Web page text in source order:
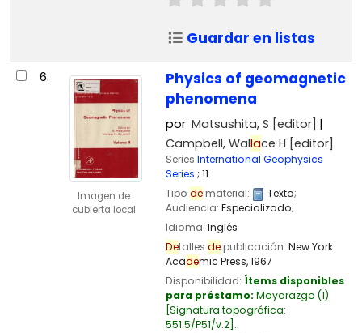
Guardar en listas
6.
Imagen de
cubierta local
Physics of geomagnetic
phenomena
por Matsushita, S [editor]
Campbell, Wallace H [editor]
Series International Geophysics
Series ; 11
Tipo dematerial: Texto;
Audiencia: Especializado;
Idioma: Inglés
Detalles depublicación: New York:
Academic Press,1967
Disponibilidad: Ítems disponibles
para préstamo: Mayorazgo (1)
Signatura topográfica:
551.5/P51/v.2 .